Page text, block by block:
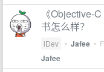
《Objective-
书怎么样？
iDev • Jafee •
Jafee